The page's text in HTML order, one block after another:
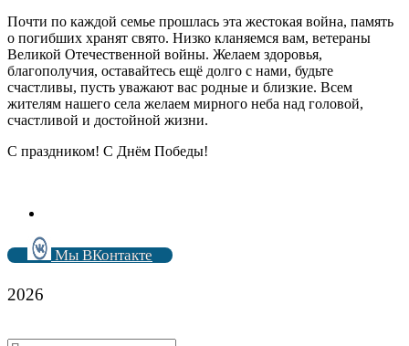
Почти по каждой семье прошлась эта жестокая война, память
о погибших хранят свято. Низко кланяемся вам, ветераны
Великой Отечественной войны. Желаем здоровья,
благополучия, оставайтесь ещё долго с нами, будьте
счастливы, пусть уважают вас родные и близкие. Всем
жителям нашего села желаем мирного неба над головой,
счастливой и достойной жизни.
С праздником! С Днём Победы!
Мы ВКонтакте
2026